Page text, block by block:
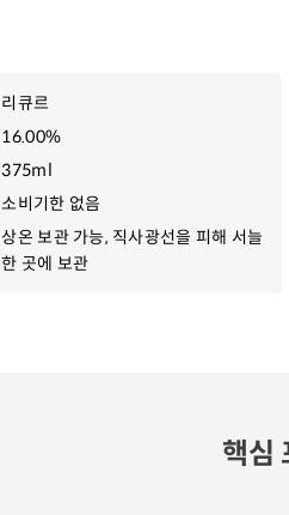
리큐르
16.00%
375ml
소비기한 없음
상온 보관 가능, 직사광선을 피해 서늘
한 곳에 보관
핵심